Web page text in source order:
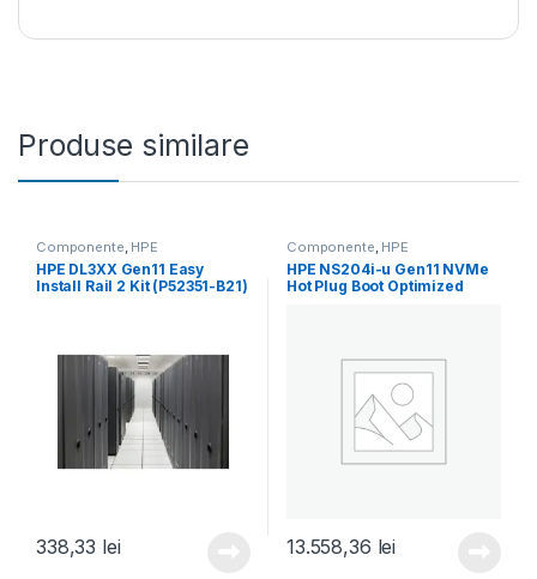
Produse similare
Componente, HPE
HPE DL3XX Gen11 Easy
Install Rail 2 Kit (P52351-B21)
338,33 lei
Componente, HPE
HPE NS204i-u Gen11 NVMe
Hot Plug Boot Optimized
13.558,36 lei